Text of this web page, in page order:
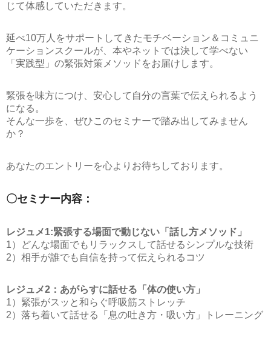
じて体感していただきます。
延べ10万人をサポートしてきたモチベーション＆コミュニ
ケーションスクールが、本やネットでは決して学べない
「実践型」の緊張対策メソッドをお届けします。
緊張を味方につけ、安心して自分の言葉で伝えられるよう
になる。
そんな一歩を、ぜひこのセミナーで踏み出してみません
か？
あなたのエントリーを心よりお待ちしております。
〇セミナー内容：
レジュメ1:緊張する場面で動じない「話し方メソッド」
1）どんな場面でもリラックスして話せるシンプルな技術
2）相手が誰でも自信を持って伝えられるコツ
レジュメ2：あがらすに話せる「体の使い方」
1）緊張がスッと和らぐ呼吸筋ストレッチ
2）落ち着いて話せる「息の吐き方・吸い方」トレーニング